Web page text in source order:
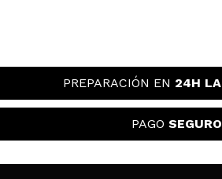
PREPARACIÓN EN 24H
PAGO SEGURO